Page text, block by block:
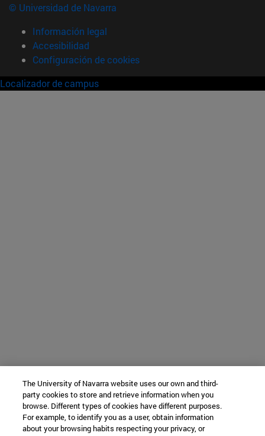
© Universidad de Navarra
Información legal
Accesibilidad
Configuración de cookies
Localizador de campus
The University of Navarra website uses our own and third-
party cookies to store and retrieve information when you
browse. Different types of cookies have different purposes.
For example, to identify you as a user, obtain information
about your browsing habits respecting your privacy, or